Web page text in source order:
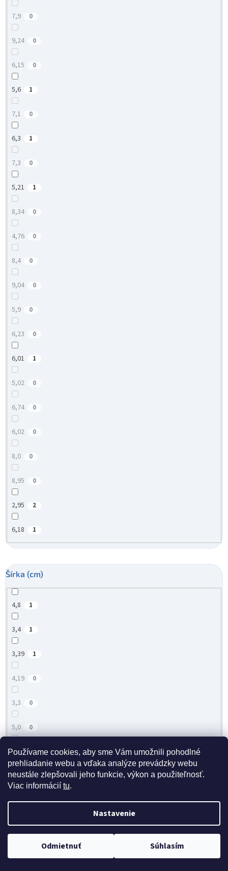
Používame cookies, aby sme Vám umožnili pohodlné
prehliadanie webu a vďaka analýze prevádzky webu
neustále zlepšovali jeho funkcie, výkon a použiteľnosť.
Viac informácií tu.
Nastavenie
Odmietnuť Súhlasím
Doprava zdarma pri nákupe nad 40 eur
7,9 0
9,24 0
6,15 0
5,6 1
7,1 0
6,3 1
7,3 0
5,21 1
8,34 0
4,76 0
8,4 0
9,04 0
5,9 0
6,23 0
6,01 1
5,02 0
6,74 0
6,02 0
8,0 0
8,95 0
2,95 2
6,18 1
Šírka (cm)
4,8 1
3,4 1
3,39 1
4,19 0
3,3 0
5,0 0
4,3 0
4,68 0
4,2 0
3,31 1